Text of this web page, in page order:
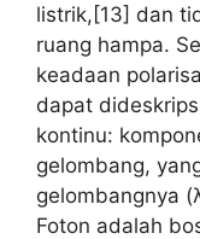
listrik,[13] dan
ruang hampa.
keadaan
dapat
kontinu:
gelombang,
gelombangnya
Foton adalah